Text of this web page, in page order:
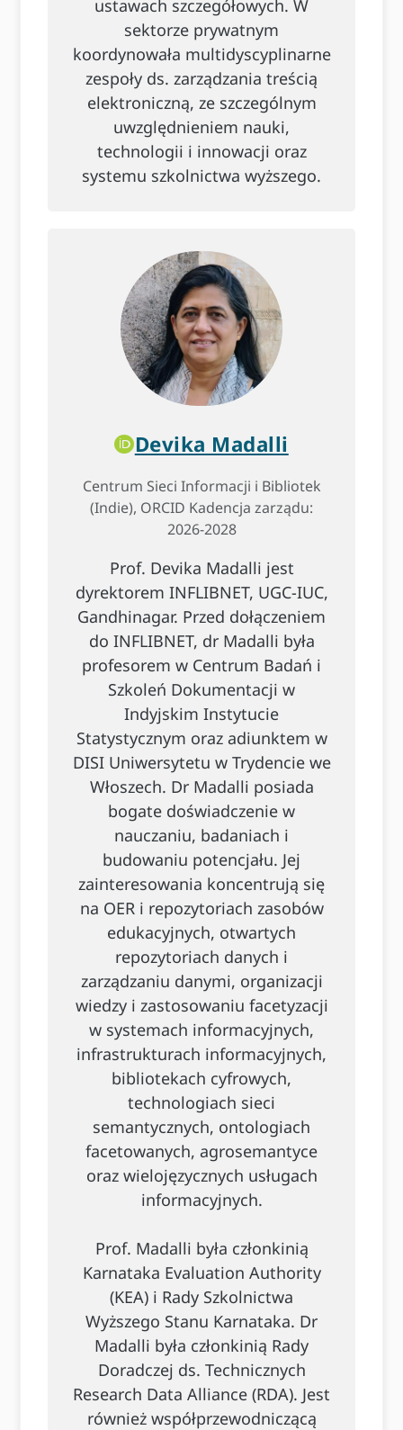
ustawach szczegółowych. W
sektorze prywatnym
koordynowała multidyscyplinarne
zespoły ds. zarządzania treścią
elektroniczną, ze szczególnym
uwzględnieniem nauki,
technologii i innowacji oraz
systemu szkolnictwa wyższego.
Devika Madalli
Centrum Sieci Informacji i Bibliotek
(Indie), ORCID Kadencja zarządu:
2026-2028
Prof. Devika Madalli jest
dyrektorem INFLIBNET, UGC-IUC,
Gandhinagar. Przed dołączeniem
do INFLIBNET, dr Madalli była
profesorem w Centrum Badań i
Szkoleń Dokumentacji w
Indyjskim Instytucie
Statystycznym oraz adiunktem w
DISI Uniwersytetu w Trydencie we
Włoszech. Dr Madalli posiada
bogate doświadczenie w
nauczaniu, badaniach i
budowaniu potencjału. Jej
zainteresowania koncentrują się
na OER i repozytoriach zasobów
edukacyjnych, otwartych
repozytoriach danych i
zarządzaniu danymi, organizacji
wiedzy i zastosowaniu facetyzacji
w systemach informacyjnych,
infrastrukturach informacyjnych,
bibliotekach cyfrowych,
technologiach sieci
semantycznych, ontologiach
facetowanych, agrosemantyce
oraz wielojęzycznych usługach
informacyjnych.
Prof. Madalli była członkinią
Karnataka Evaluation Authority
(KEA) i Rady Szkolnictwa
Wyższego Stanu Karnataka. Dr
Madalli była członkinią Rady
Doradczej ds. Technicznych
Research Data Alliance (RDA). Jest
również współprzewodniczącą